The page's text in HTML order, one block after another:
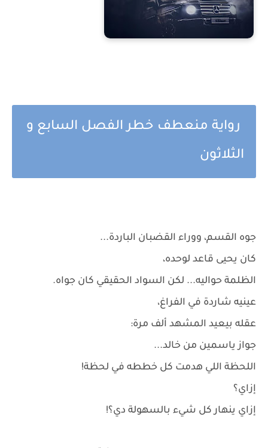
رواية منعطف خطر الفصل السابع و
الثلاثون
جوه القسم، ووراء القضبان الباردة...
كان يحيى قاعد لوحده،
الظلمة حواليه... لكن السواد الحقيقي كان جواه.
عينيه شاردة في الفراغ،
عقله بيعيد المشهد ألف مرة:
جواز ياسمين من خالد...
اللحظة اللي هدمت كل خططه في لحظة!
إزاي؟
إزاي ينهار كل شيء بالسهولة دي؟!